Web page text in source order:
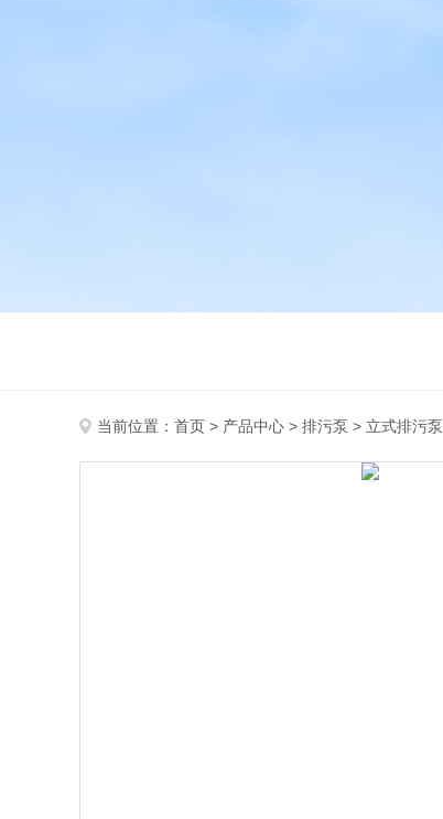
当前位置： 首页 > 产品中心 > 排污泵 > 立式排污泵